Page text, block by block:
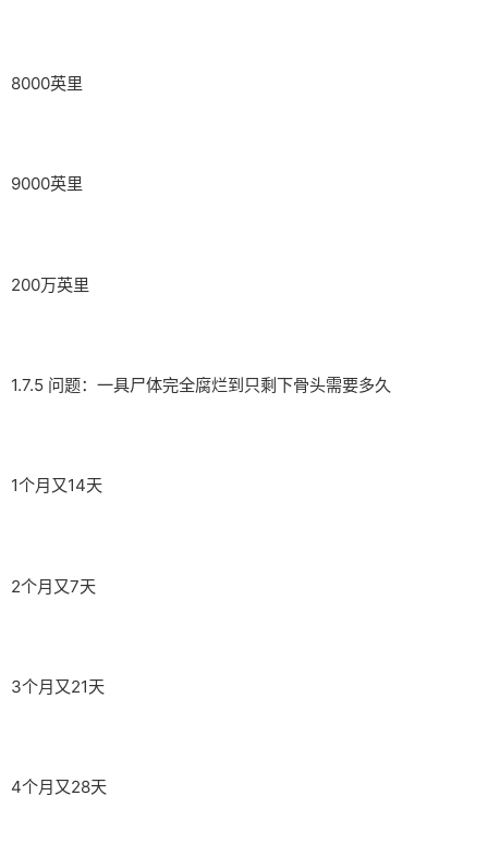
8000英里
9000英里
200万英里
1.7.5 问题：一具尸体完全腐烂到只剩下骨头需要多久
1个月又14天
2个月又7天
3个月又21天
4个月又28天